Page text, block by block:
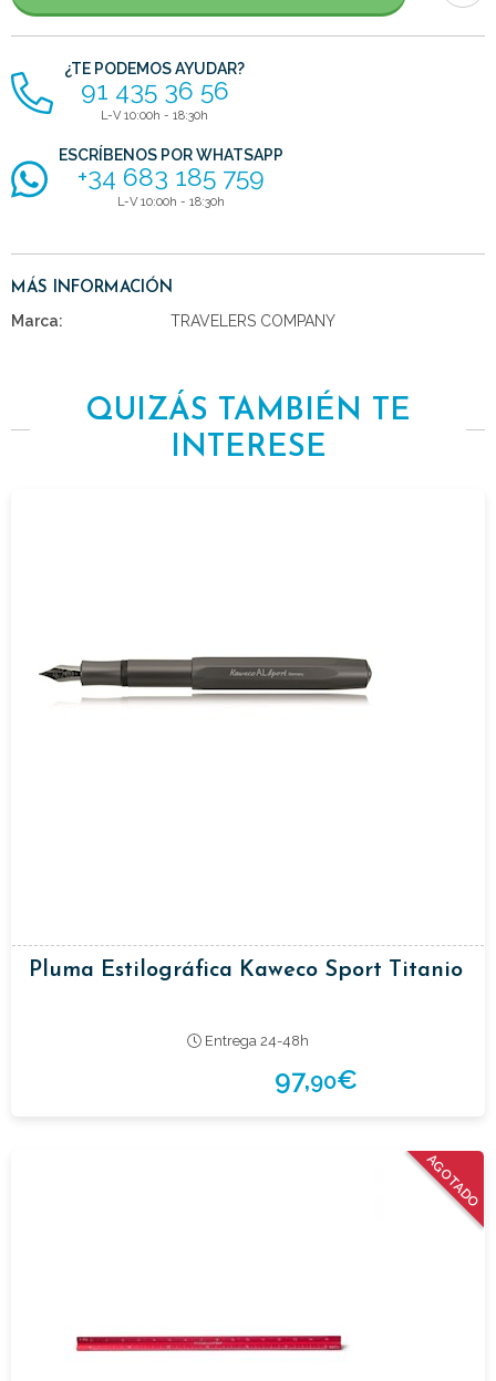
¿TE PODEMOS AYUDAR?
91 435 36 56
L-V 10:00h - 18:30h
ESCRÍBENOS POR WHATSAPP
+34 683 185 759
L-V 10:00h - 18:30h
MÁS INFORMACIÓN
Marca: TRAVELERS COMPANY
QUIZÁS TAMBIÉN TE
INTERESE
Pluma Estilográfica Kaweco Sport Titanio
Entrega 24-48h
97,90€
AGOTADO